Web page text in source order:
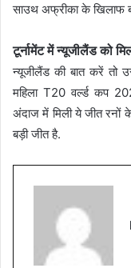
साउथ अफ्रीका के खिलाफ
टूर्नामेंट में न्यूजीलैंड को
न्यूजीलैंड की बात करें तो
महिला T20 वर्ल्ड कप
अंदाज में मिली ये जीत रनों
बड़ी जीत है.